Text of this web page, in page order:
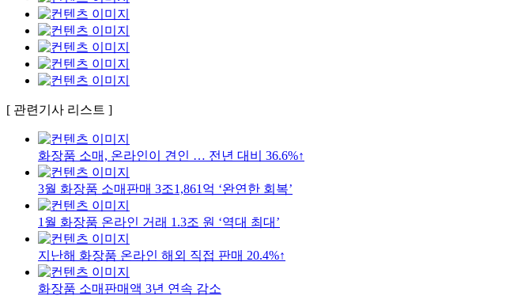
[ 관련기사 리스트 ]
화장품 소매, 온라인이 견인 … 전년 대비 36.6%↑
3월 화장품 소매판매 3조1,861억 ‘완연한 회복’
1월 화장품 온라인 거래 1.3조 원 ‘역대 최대’
지난해 화장품 온라인 해외 직접 판매 20.4%↑
화장품 소매판매액 3년 연속 감소